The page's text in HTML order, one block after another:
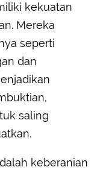
kekuatan
Mereka
seperti
dan
saling
keberanian